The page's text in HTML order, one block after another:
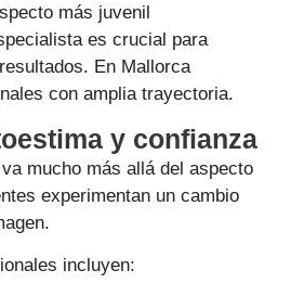
más juvenil
es crucial para
En Mallorca
con amplia trayectoria.
y confianza
mucho más allá del aspecto
experimentan un cambio
incluyen: